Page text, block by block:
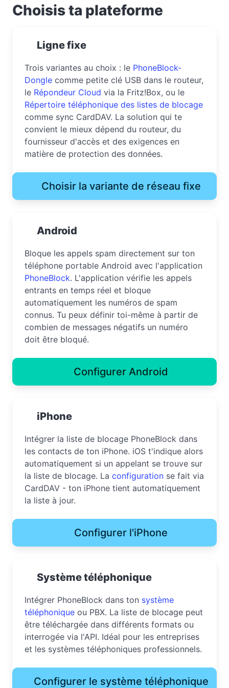
Choisis ta plateforme
Ligne fixe
Trois variantes au choix : le PhoneBlock-
Dongle comme petite clé USB dans le routeur,
le Répondeur Cloud via la Fritz!Box, ou le
Répertoire téléphonique des listes de blocage
comme sync CardDAV. La solution qui te
convient le mieux dépend du routeur, du
fournisseur d'accès et des exigences en
matière de protection des données.
Choisir la variante de réseau fixe
Android
Bloque les appels spam directement sur ton
téléphone portable Android avec l'application
PhoneBlock. L'application vérifie les appels
entrants en temps réel et bloque
automatiquement les numéros de spam
connus. Tu peux définir toi-même à partir de
combien de messages négatifs un numéro
doit être bloqué.
Configurer Android
iPhone
Intégrer la liste de blocage PhoneBlock dans
les contacts de ton iPhone. iOS t'indique alors
automatiquement si un appelant se trouve sur
la liste de blocage. La configuration se fait via
CardDAV - ton iPhone tient automatiquement
la liste à jour.
Configurer l'iPhone
Système téléphonique
Intégrer PhoneBlock dans ton système
téléphonique ou PBX. La liste de blocage peut
être téléchargée dans différents formats ou
interrogée via l'API. Idéal pour les entreprises
et les systèmes téléphoniques professionnels.
Configurer le système téléphonique